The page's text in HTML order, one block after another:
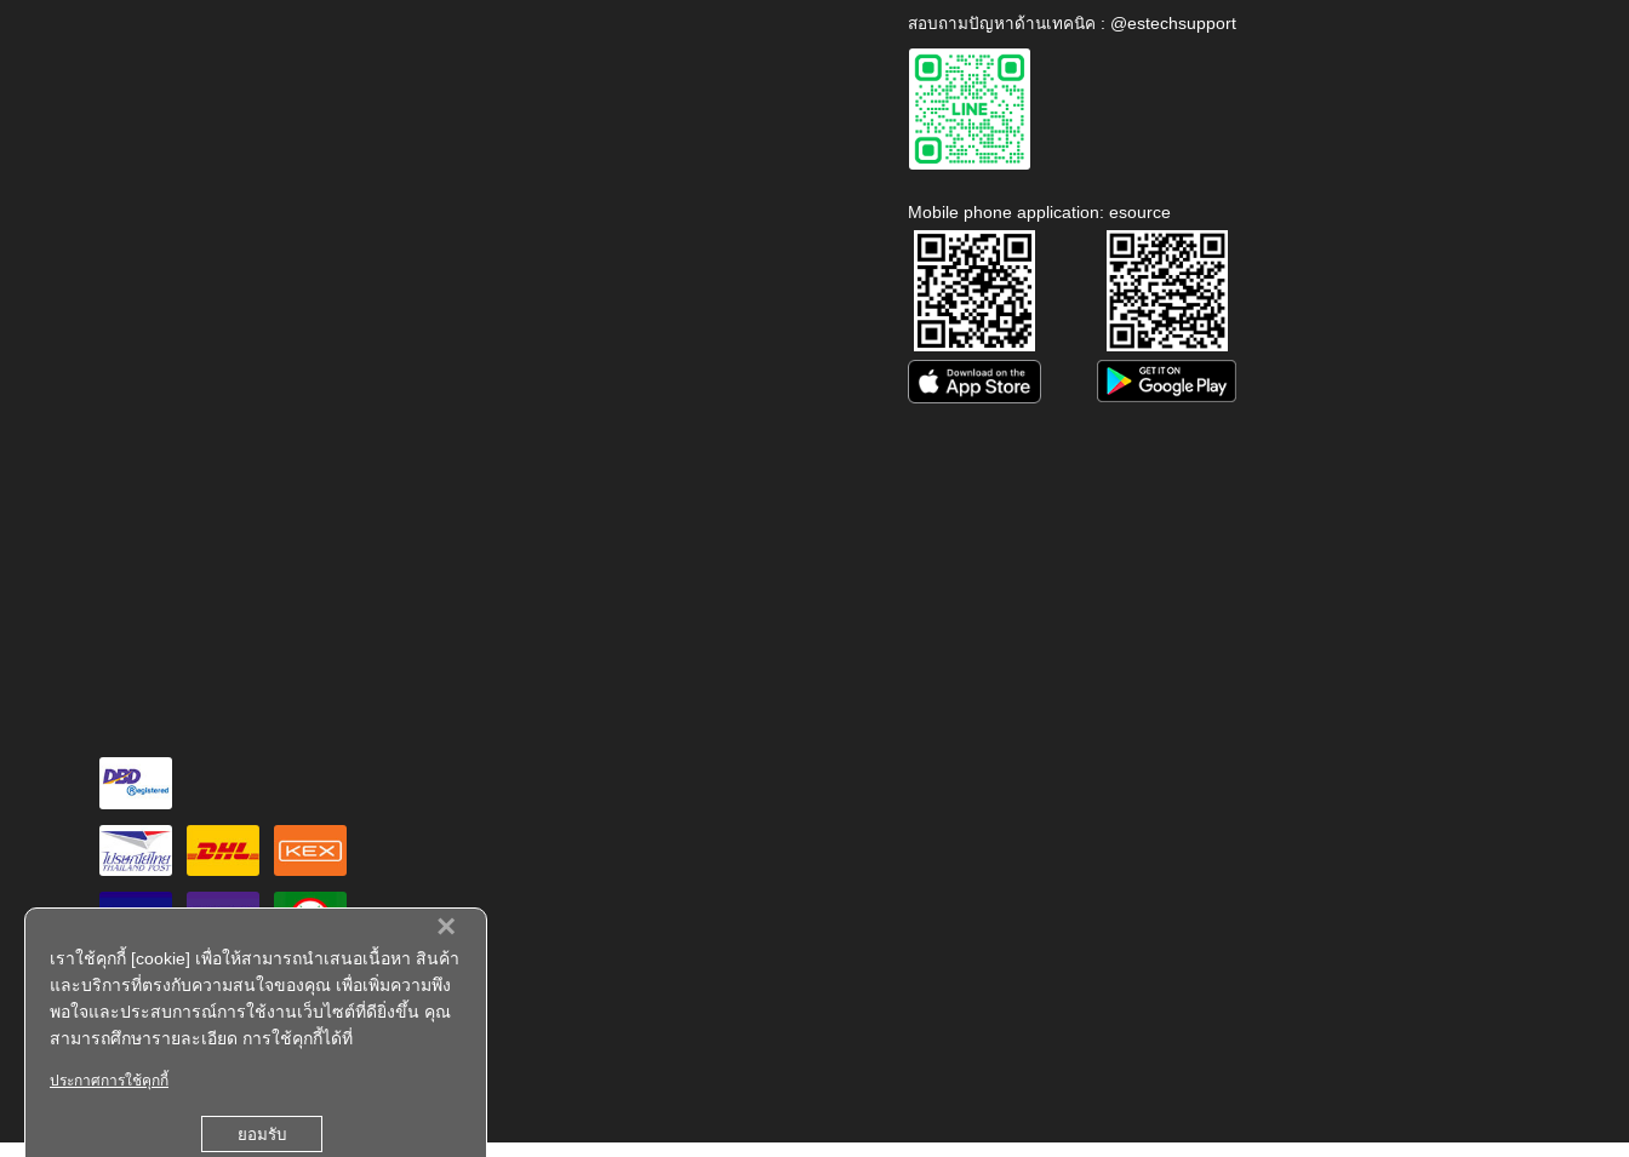
×
เราใช้คุกกี้ [cookie] เพื่อให้สามารถนำเสนอเนื้อหา สินค้า
และบริการที่ตรงกับความสนใจของคุณ เพื่อเพิ่มความพึง
พอใจและประสบการณ์การใช้งานเว็บไซต์ที่ดียิ่งขึ้น คุณ
สามารถศึกษารายละเอียด การใช้คุกกี้ได้ที่
ประกาศการใช้คุกกี้
ยอมรับ
สอบถามปัญหาด้านเทคนิค : @estechsupport
Mobile phone application: esource